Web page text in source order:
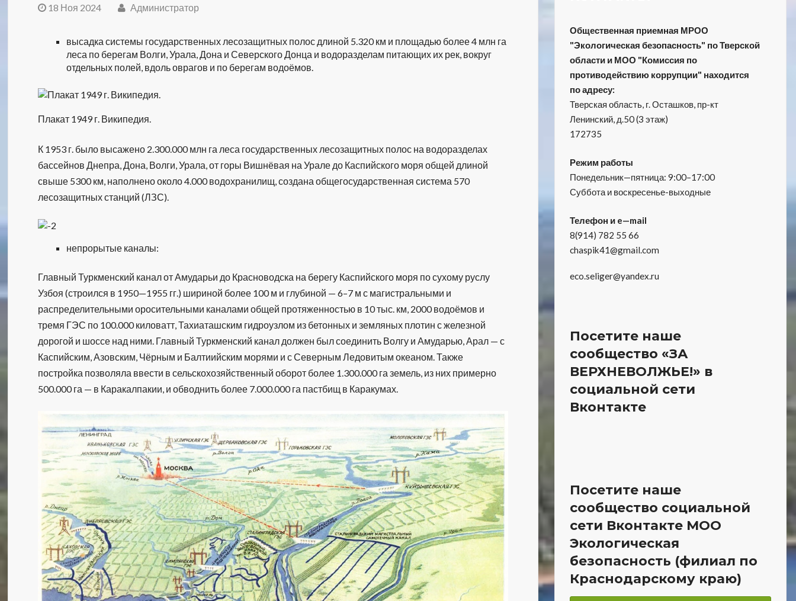
18 Ноя 2024 Администратор
высадка системы государственных лесозащитных полос длиной 5.320 км и площадью более 4 млн га
леса по берегам Волги, Урала, Дона и Северского Донца и водоразделам питающих их рек, вокруг
отдельных полей, вдоль оврагов и по берегам водоёмов.
Плакат 1949 г. Википедия.
К 1953 г. было высажено 2.300.000 млн га леса государственных лесозащитных полос на водоразделах
бассейнов Днепра, Дона, Волги, Урала, от горы Вишнёвая на Урале до Каспийского моря общей длиной
свыше 5300 км, наполнено около 4.000 водохранилищ, создана общегосударственная система 570
лесозащитных станций (ЛЗС).
непрорытые каналы:
Главный Туркменский канал от Амударьи до Красноводска на берегу Каспийского моря по сухому руслу
Узбоя (строился в 1950—1955 гг.) шириной более 100 м и глубиной — 6–7 м с магистральными и
распределительными оросительными каналами общей протяженностью в 10 тыс. км, 2000 водоёмов и
тремя ГЭС по 100.000 киловатт, Тахиаташским гидроузлом из бетонных и земляных плотин с железной
дорогой и шоссе над ними. Главный Туркменский канал должен был соединить Волгу и Амударью, Арал — с
Каспийским, Азовским, Чёрным и Балтиийским морями и с Северным Ледовитым океаном. Также
постройка позволяла ввести в сельскохозяйственный оборот более 1.300.000 га земель, из них примерно
500.000 га — в Каракалпакии, и обводнить более 7.000.000 га пастбищ в Каракумах.
Общественная приемная МРОО
"Экологическая безопасность" по Тверской
области и МОО "Комиссия по
противодействию коррупции" находится
по адресу:
Тверская область, г. Осташков, пр-кт
Ленинский, д.50 (3 этаж)
172735
Режим работы
Понедельник—пятница: 9:00–17:00
Суббота и воскресенье-выходные
Телефон и e—mail
8(914) 782 55 66
chaspik41@gmail.com
eco.seliger@yandex.ru
Посетите наше
сообщество «ЗА
ВЕРХНЕВОЛЖЬЕ!» в
социальной сети
Вконтакте
Посетите наше
сообщество социальной
сети Вконтакте МОО
Экологическая
безопасность (филиал по
Краснодарскому краю)